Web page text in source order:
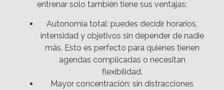
entrenar solo también tiene sus ventajas:
Autonomía total: puedes decidir horarios,
intensidad y objetivos sin depender de nadie
más. Esto es perfecto para quienes tienen
agendas complicadas o necesitan
flexibilidad.
Mayor concentración: sin distracciones